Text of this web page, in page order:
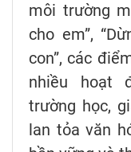
môi trường
cho em”,
con”, các
nhiều hoạt
trường học,
lan tỏa văn